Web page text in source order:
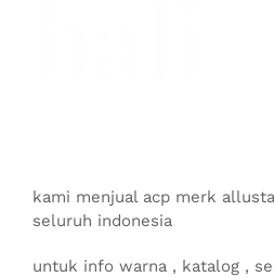
kami menjual acp merk
seluruh indonesia
untuk info warna , katalog ,